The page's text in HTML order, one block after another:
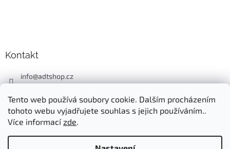
Tento web používá soubory cookie. Dalším procházením
tohoto webu vyjadřujete souhlas s jejich používáním..
Více informacízde.
Kontakt
info@adtshop.cz
+420724549949